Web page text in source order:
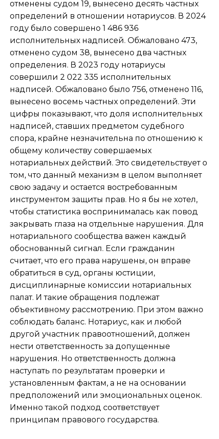
отменены судом 19, вынесено десять частных
определений в отношении нотариусов. В 2024
году было совершено 1 486 936
исполнительных надписей. Обжаловано 473,
отменено судом 38, вынесено два частных
определения. В 2023 году нотариусы
совершили 2 022 335 исполнительных
надписей. Обжаловано было 756, отменено 116,
вынесено восемь частных определений. Эти
цифры показывают, что доля исполнительных
надписей, ставших предметом судебного
спора, крайне незначительна по отношению к
общему количеству совершаемых
нотариальных действий. Это свидетельствует о
том, что данный механизм в целом выполняет
свою задачу и остается востребованным
инструментом защиты прав. Но я бы не хотел,
чтобы статистика воспринималась как повод
закрывать глаза на отдельные нарушения. Для
нотариального сообщества важен каждый
обоснованный сигнал. Если гражданин
считает, что его права нарушены, он вправе
обратиться в суд, органы юстиции,
дисциплинарные комиссии нотариальных
палат. И такие обращения подлежат
объективному рассмотрению. При этом важно
соблюдать баланс. Нотариус, как и любой
другой участник правоотношений, должен
нести ответственность за допущенные
нарушения. Но ответственность должна
наступать по результатам проверки и
установленным фактам, а не на основании
предположений или эмоциональных оценок.
Именно такой подход соответствует
принципам правового государства.